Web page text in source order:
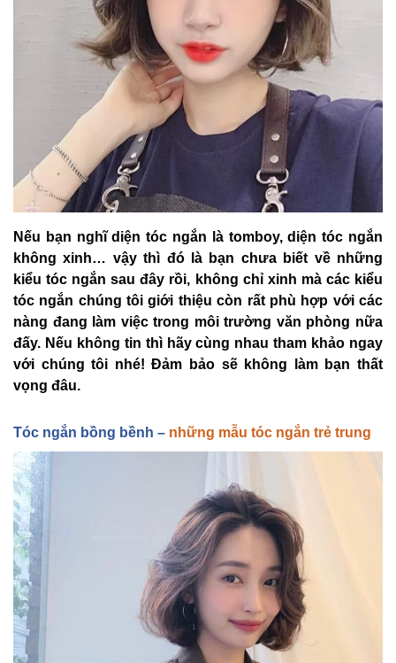
Nếu bạn nghĩ diện tóc ngắn là tomboy, diện tóc ngắn
không xinh… vậy thì đó là bạn chưa biết về những
kiểu tóc ngắn sau đây rồi, không chỉ xinh mà các kiểu
tóc ngắn chúng tôi giới thiệu còn rất phù hợp với các
nàng đang làm việc trong môi trường văn phòng nữa
đấy. Nếu không tin thì hãy cùng nhau tham khảo ngay
với chúng tôi nhé! Đảm bảo sẽ không làm bạn thất
vọng đâu.
Tóc ngắn bồng bềnh – những mẫu tóc ngắn trẻ trung